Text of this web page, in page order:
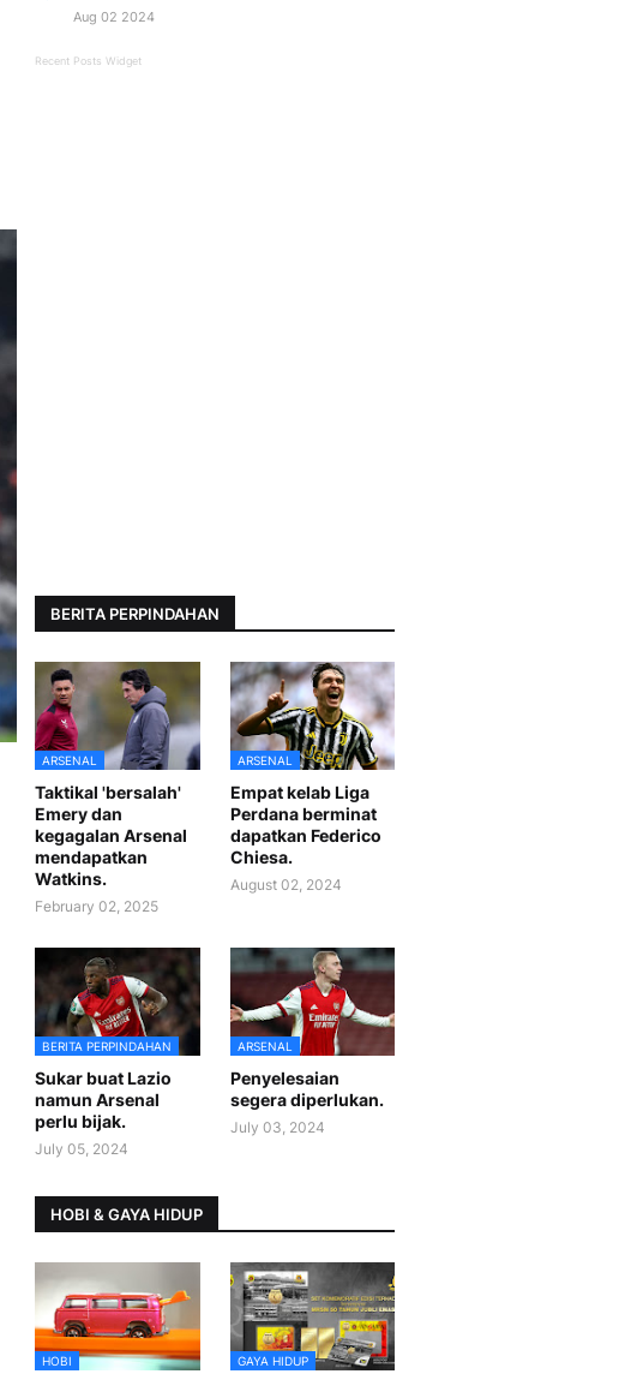
Aug 02 2024
Recent Posts Widget
BERITA PERPINDAHAN
ARSENAL
Taktikal 'bersalah'
Emery dan
kegagalan Arsenal
mendapatkan
Watkins.
February 02, 2025
ARSENAL
Empat kelab Liga
Perdana berminat
dapatkan Federico
Chiesa.
August 02, 2024
BERITA PERPINDAHAN
Sukar buat Lazio
namun Arsenal
perlu bijak.
July 05, 2024
ARSENAL
Penyelesaian
segera diperlukan.
July 03, 2024
HOBI & GAYA HIDUP
HOBI GAYA HIDUP